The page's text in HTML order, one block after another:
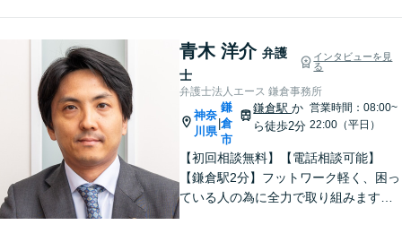
青木 洋介 弁護
士
インタビューを見
る
弁護士法人エース 鎌倉事務所
神奈
川県
|
鎌
倉
市
鎌倉駅か
ら徒歩2分
営業時間：08:00~
22:00（平日）
【初回相談無料】【電話相談可能】
【鎌倉駅2分】フットワーク軽く、困っ
ている人の為に全力で取り組みます。